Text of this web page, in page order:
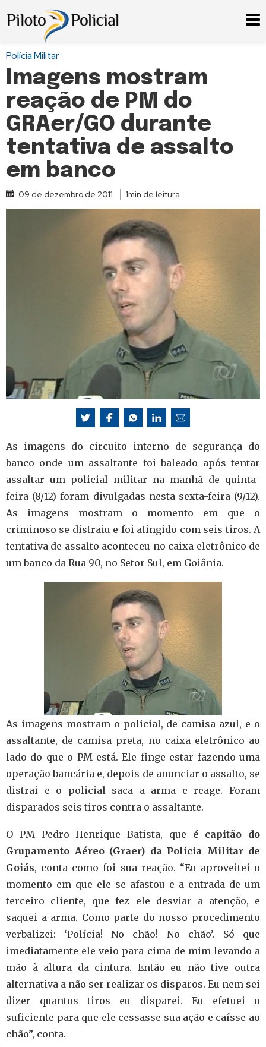
Polícia Militar
Imagens mostram
reação de PM do
GRAer/GO durante
tentativa de assalto
em banco
09 de dezembro de 2011 1min de leitura
As imagens do circuito interno de segurança do
banco onde um assaltante foi baleado após tentar
assaltar um policial militar na manhã de quinta-
feira (8/12) foram divulgadas nesta sexta-feira (9/12).
As imagens mostram o momento em que o
criminoso se distraiu e foi atingido com seis tiros. A
tentativa de assalto aconteceu no caixa eletrônico de
um banco da Rua 90, no Setor Sul, em Goiânia.
As imagens mostram o policial, de camisa azul, e o
assaltante, de camisa preta, no caixa eletrônico ao
lado do que o PM está. Ele finge estar fazendo uma
operação bancária e, depois de anunciar o assalto, se
distrai e o policial saca a arma e reage. Foram
disparados seis tiros contra o assaltante.
O PM Pedro Henrique Batista, que é capitão do
Grupamento Aéreo (Graer) da Polícia Militar de
Goiás, conta como foi sua reação. “Eu aproveitei o
momento em que ele se afastou e a entrada de um
terceiro cliente, que fez ele desviar a atenção, e
saquei a arma. Como parte do nosso procedimento
verbalizei: ‘Polícia! No chão! No chão’. Só que
imediatamente ele veio para cima de mim levando a
mão à altura da cintura. Então eu não tive outra
alternativa a não ser realizar os disparos. Eu nem sei
dizer quantos tiros eu disparei. Eu efetuei o
suficiente para que ele cessasse sua ação e caísse ao
chão”, conta.